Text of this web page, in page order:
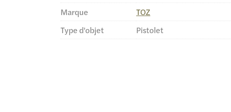
Marque
TOZ
Type d'objet
Pistolet